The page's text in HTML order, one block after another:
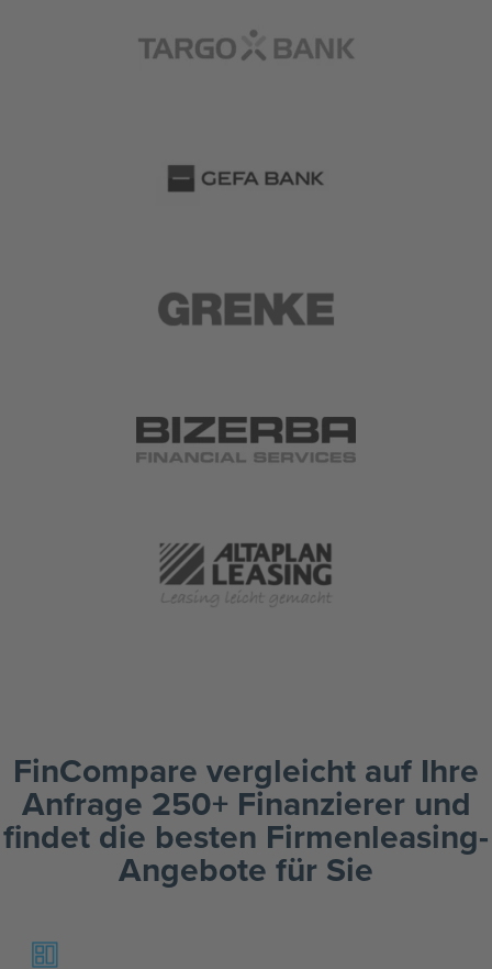
FinCompare vergleicht auf Ihre
Anfrage 250+ Finanzierer und
findet die besten Firmenleasing-
Angebote für Sie